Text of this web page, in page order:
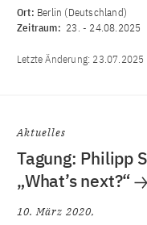
Ort: Berlin (Deutschland)
Zeitraum: 23. - 24.08.2025
Letzte Änderung: 23.07.2025
Aktuelles
Tagung: Philipp
„What’s next?“
10. März 2020